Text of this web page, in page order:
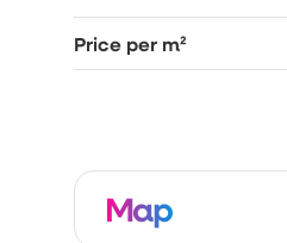
Price per m²
Map